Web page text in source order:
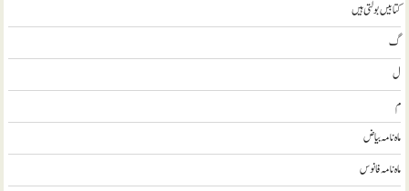
کتابیں بولتی ہیں
گ
ل
م
ماہ نامہ بیاض
ماہ نامہ فانوس